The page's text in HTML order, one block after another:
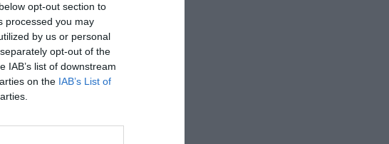
opt-out section to
processed you may
by us or personal
opt-out of the
IAB’s list of downstream
on the IAB’s List of